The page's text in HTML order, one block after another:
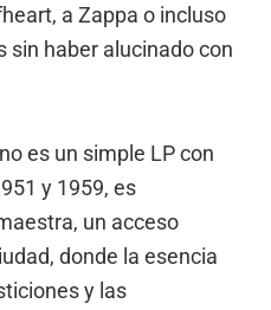
a Zappa o incluso
sin haber alucinado con
es un simple LP con
y 1959, es
un acceso
donde la esencia
y las